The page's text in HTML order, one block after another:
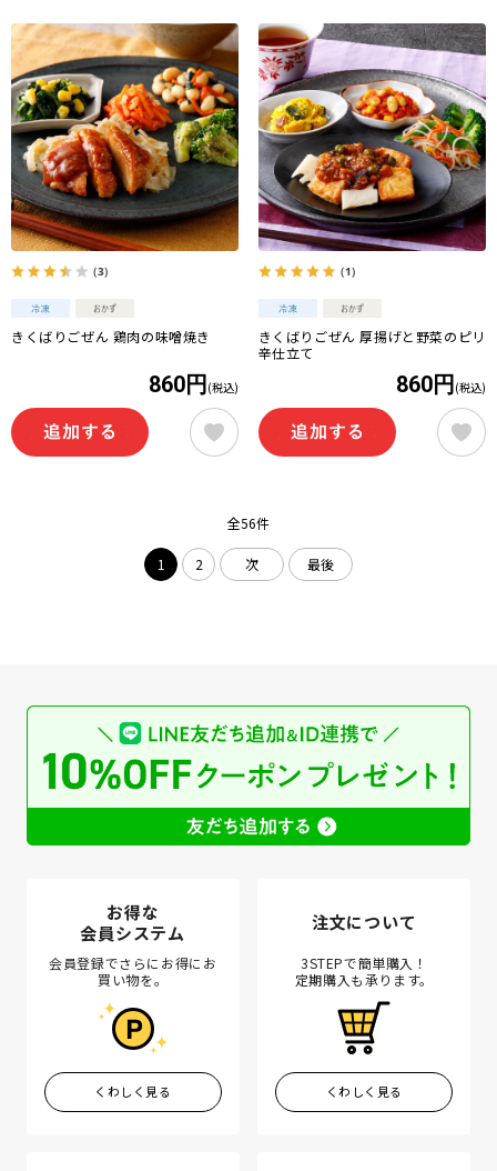
（3）
きくばりごぜん 鶏肉の味噌焼き
860円 (税込)
（1）
きくばりごぜん 厚揚げと野菜のピリ
辛仕立て
860円 (税込)
全56件
1 2 次 最後
お得な
会員システム
会員登録でさらにお得にお
買い物を。
くわしく見る
注文について
3STEPで簡単購入！
定期購入も承ります。
くわしく見る